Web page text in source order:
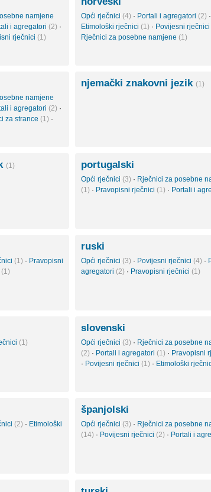
namjene
i agregatori (2) ·
rječnici (1)
Opći rječnici (4) · Portali i agregatori (2) ·
Etimološki rječnici (1) · Povijesni rječnici
Rječnici za posebne namjene (1)
namjene
i agregatori (2) ·
za strance (1) ·
njemački znakovni jezik (1)
(1) portugalski
Opći rječnici (3) · Rječnici za posebne
(1) · Pravopisni rječnici (1) · Portali i
(1) · Pravopisni
(1)
ruski
Opći rječnici (3) · Povijesni rječnici (4) ·
agregatori (2) · Pravopisni rječnici (1)
(1)
slovenski
Opći rječnici (3) · Rječnici za posebne
(2) · Portali i agregatori (1) · Pravopisni
· Povijesni rječnici (1) · Etimološki
(2) · Etimološki
španjolski
Opći rječnici (3) · Rječnici za posebne
(14) · Povijesni rječnici (2) · Portali i